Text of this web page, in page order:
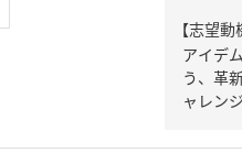
【志望動
アイデ
う、革
ャレン